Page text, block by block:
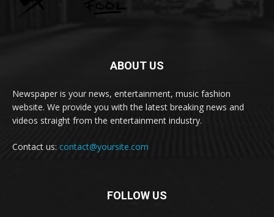
ABOUT US
Newspaper is your news, entertainment, music fashion
website. We provide you with the latest breaking news and
videos straight from the entertainment industry.
Contact us: contact@yoursite.com
FOLLOW US